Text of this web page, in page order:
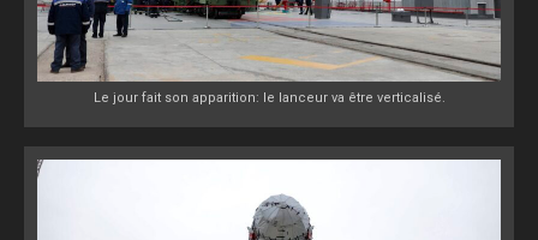
Le jour fait son apparition: le lanceur va être verticalisé.